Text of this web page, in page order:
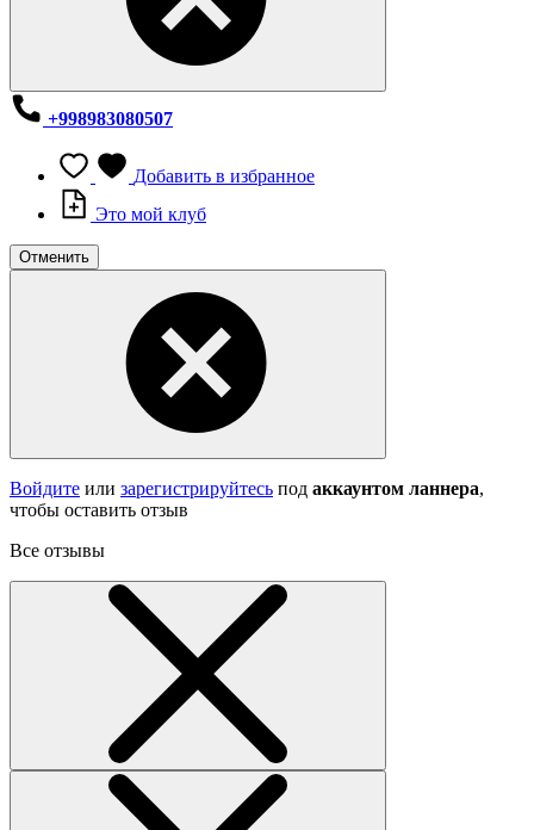
+998983080507
Добавить в избранное
Это мой клуб
Отменить
Войдите или зарегистрируйтесь под аккаунтом ланнера,
чтобы оставить отзыв
Все отзывы